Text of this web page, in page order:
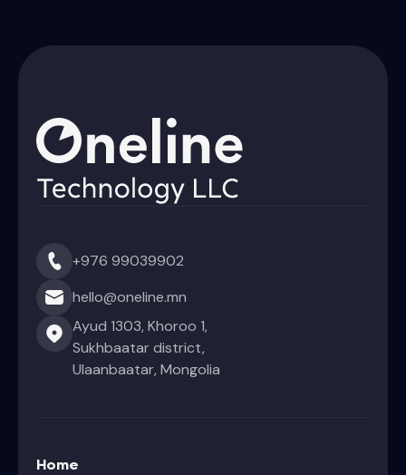
+976 99039902
hello@oneline.mn
Ayud 1303, Khoroo 1,
Sukhbaatar district,
Ulaanbaatar, Mongolia
Home